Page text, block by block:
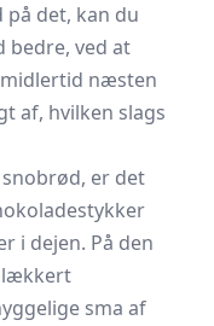
det, kan du
bedre, ved at
næsten
af, hvilken slags
er det
i dejen. På den
lækkert
sma af